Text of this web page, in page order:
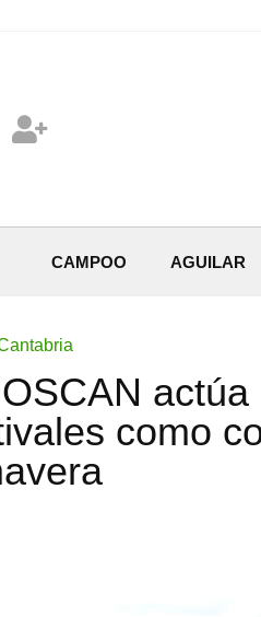
CAMPOO AGUILAR
como